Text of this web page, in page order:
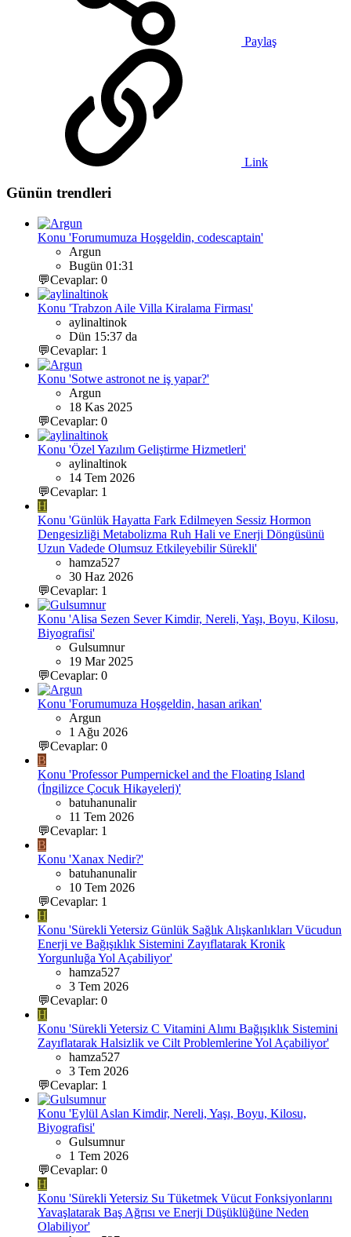
Paylaş
Link
Günün trendleri
Konu 'Forumumuza Hoşgeldin, codescaptain'
Argun
Bugün 01:31
💬Cevaplar: 0
Konu 'Trabzon Aile Villa Kiralama Firması'
aylinaltinok
Dün 15:37 da
💬Cevaplar: 1
Konu 'Sotwe astronot ne iş yapar?'
Argun
18 Kas 2025
💬Cevaplar: 0
Konu 'Özel Yazılım Geliştirme Hizmetleri'
aylinaltinok
14 Tem 2026
💬Cevaplar: 1
H
Konu 'Günlük Hayatta Fark Edilmeyen Sessiz Hormon
Dengesizliği Metabolizma Ruh Hali ve Enerji Döngüsünü
Uzun Vadede Olumsuz Etkileyebilir Sürekli'
hamza527
30 Haz 2026
💬Cevaplar: 1
Konu 'Alisa Sezen Sever Kimdir, Nereli, Yaşı, Boyu, Kilosu,
Biyografisi'
Gulsumnur
19 Mar 2025
💬Cevaplar: 0
Konu 'Forumumuza Hoşgeldin, hasan arikan'
Argun
1 Ağu 2026
💬Cevaplar: 0
B
Konu 'Professor Pumpernickel and the Floating Island
(İngilizce Çocuk Hikayeleri)'
batuhanunalir
11 Tem 2026
💬Cevaplar: 1
B
Konu 'Xanax Nedir?'
batuhanunalir
10 Tem 2026
💬Cevaplar: 1
H
Konu 'Sürekli Yetersiz Günlük Sağlık Alışkanlıkları Vücudun
Enerji ve Bağışıklık Sistemini Zayıflatarak Kronik
Yorgunluğa Yol Açabiliyor'
hamza527
3 Tem 2026
💬Cevaplar: 0
H
Konu 'Sürekli Yetersiz C Vitamini Alımı Bağışıklık Sistemini
Zayıflatarak Halsizlik ve Cilt Problemlerine Yol Açabiliyor'
hamza527
3 Tem 2026
💬Cevaplar: 1
Konu 'Eylül Aslan Kimdir, Nereli, Yaşı, Boyu, Kilosu,
Biyografisi'
Gulsumnur
1 Tem 2026
💬Cevaplar: 0
H
Konu 'Sürekli Yetersiz Su Tüketmek Vücut Fonksiyonlarını
Yavaşlatarak Baş Ağrısı ve Enerji Düşüklüğüne Neden
Olabiliyor'